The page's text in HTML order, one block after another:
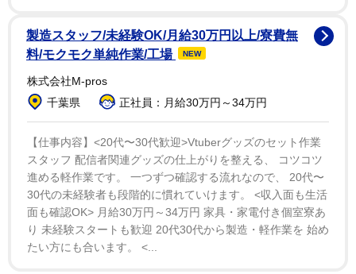
ーーそもそも初詣というのは、何のためにお詣りするの
でしょうか？
三宅善信（以下「三宅」）：クリスマスのミサも正式に
は、辺りが夜のとばりに包まれた時間帯でした。年越し
は、家々の代表が氏神の社に籠もって各家の繁栄を願う
厳粛な年中行事でした。それが、近代になって時計が普
及し、深夜の0時という宗教的には何の意味もない通過
点をもって「新年を迎えた」ということになりました。
明治中期になって各地に鉄道が開通すると、鉄道会社や
製造スタッフ/未経験OK/月給30万円以上/寮費無
料/モクモク単純作業/工場
NEW
株式会社M-pros
千葉県
正社員：月給30万円～34万円
【仕事内容】<20代〜30代歓迎>Vtuberグッズのセット作業
スタッフ 配信者関連グッズの仕上がりを整える、 コツコツ
進める軽作業です。 一つずつ確認する流れなので、 20代〜
30代の未経験者も段階的に慣れていけます。 <収入面も生活
面も確認OK> 月給30万円～34万円 家具・家電付き個室寮あ
り 未経験スタートも歓迎 20代30代から製造・軽作業を 始め
たい方にも合います。 <...